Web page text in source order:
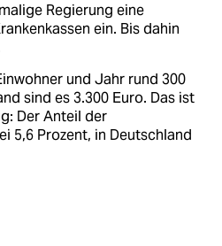
Regierung eine
ein. Bis dahin
und Jahr rund 300
sind es 3.300 Euro. Das ist
Der Anteil der
5,6 Prozent, in Deutschland